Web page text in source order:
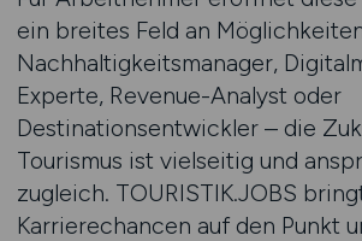
ein breites Feld an
Nachhaltigkeitsmanager,
Experte, Revenue-Analyst oder
Destinationsentwickler – die
Tourismus ist vielseitig und
zugleich. TOURISTIK.JOBS
Karrierechancen auf den Punkt